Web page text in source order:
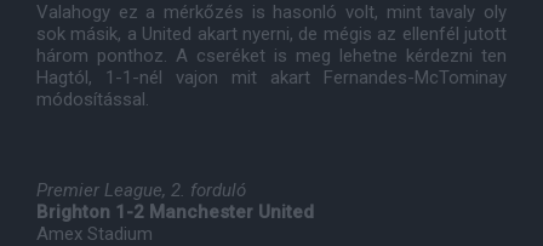
Valahogy ez a mérkőzés is hasonló volt, mint tavaly oly
sok másik, a United akart nyerni, de mégis az ellenfél jutott
három ponthoz. A cseréket is meg lehetne kérdezni ten
Hagtól, 1-1-nél vajon mit akart Fernandes-McTominay
módosítással.
Premier League, 2. forduló
Brighton 1-2 Manchester United
Amex Stadium